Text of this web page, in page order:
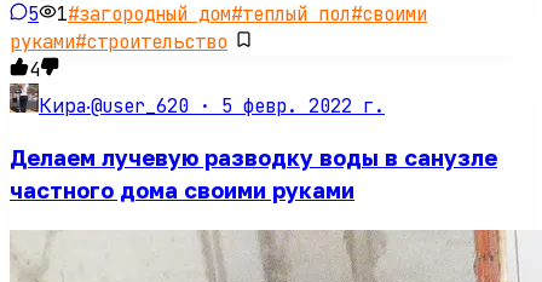
5 1#загородный дом#теплый пол#своими
руками#строительство
4
Кира·@user_620 · 5 февр. 2022 г.
Делаем лучевую разводку воды в санузле
частного дома своими руками